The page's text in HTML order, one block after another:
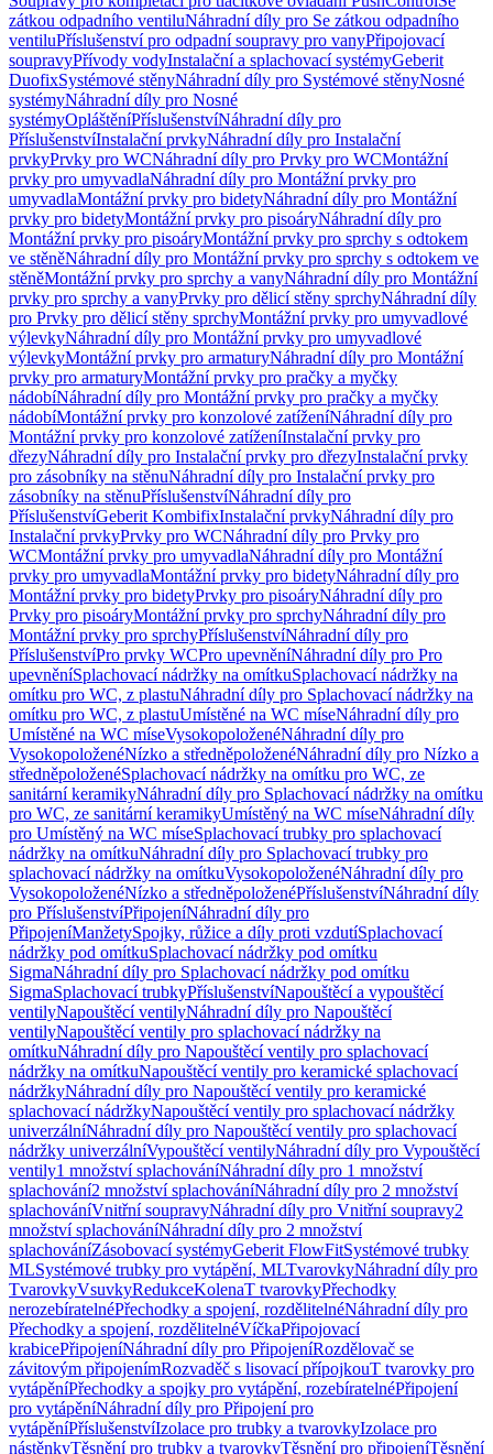
zátkou odpadního ventiluNáhradní díly pro Se zátkou odpadního
ventiluPříslušenství pro odpadní soupravy pro vanyPřipojovací
soupravyPřívody vodyInstalační a splachovací systémyGeberit
DuofixSystémové stěnyNáhradní díly pro Systémové stěnyNosné
systémyNáhradní díly pro Nosné
systémyOpláštěníPříslušenstvíNáhradní díly pro
PříslušenstvíInstalační prvkyNáhradní díly pro Instalační
prvkyPrvky pro WCNáhradní díly pro Prvky pro WCMontážní
prvky pro umyvadlaNáhradní díly pro Montážní prvky pro
umyvadlaMontážní prvky pro bidetyNáhradní díly pro Montážní
prvky pro bidetyMontážní prvky pro pisoáryNáhradní díly pro
Montážní prvky pro pisoáryMontážní prvky pro sprchy s odtokem
ve stěněNáhradní díly pro Montážní prvky pro sprchy s odtokem ve
stěněMontážní prvky pro sprchy a vanyNáhradní díly pro Montážní
prvky pro sprchy a vanyPrvky pro dělicí stěny sprchyNáhradní díly
pro Prvky pro dělicí stěny sprchyMontážní prvky pro umyvadlové
výlevkyNáhradní díly pro Montážní prvky pro umyvadlové
výlevkyMontážní prvky pro armaturyNáhradní díly pro Montážní
prvky pro armaturyMontážní prvky pro pračky a myčky
nádobíNáhradní díly pro Montážní prvky pro pračky a myčky
nádobíMontážní prvky pro konzolové zatíženíNáhradní díly pro
Montážní prvky pro konzolové zatíženíInstalační prvky pro
dřezyNáhradní díly pro Instalační prvky pro dřezyInstalační prvky
pro zásobníky na stěnuNáhradní díly pro Instalační prvky pro
zásobníky na stěnuPříslušenstvíNáhradní díly pro
PříslušenstvíGeberit KombifixInstalační prvkyNáhradní díly pro
Instalační prvkyPrvky pro WCNáhradní díly pro Prvky pro
WCMontážní prvky pro umyvadlaNáhradní díly pro Montážní
prvky pro umyvadlaMontážní prvky pro bidetyNáhradní díly pro
Montážní prvky pro bidetyPrvky pro pisoáryNáhradní díly pro
Prvky pro pisoáryMontážní prvky pro sprchyNáhradní díly pro
Montážní prvky pro sprchyPříslušenstvíNáhradní díly pro
PříslušenstvíPro prvky WCPro upevněníNáhradní díly pro Pro
upevněníSplachovací nádržky na omítkuSplachovací nádržky na
omítku pro WC, z plastuNáhradní díly pro Splachovací nádržky na
omítku pro WC, z plastuUmístěné na WC míseNáhradní díly pro
Umístěné na WC míseVysokopoloženéNáhradní díly pro
VysokopoloženéNízko a středněpoloženéNáhradní díly pro Nízko a
středněpoloženéSplachovací nádržky na omítku pro WC, ze
sanitární keramikyNáhradní díly pro Splachovací nádržky na omítku
pro WC, ze sanitární keramikyUmístěný na WC míseNáhradní díly
pro Umístěný na WC míseSplachovací trubky pro splachovací
nádržky na omítkuNáhradní díly pro Splachovací trubky pro
splachovací nádržky na omítkuVysokopoloženéNáhradní díly pro
VysokopoloženéNízko a středněpoloženéPříslušenstvíNáhradní díly
pro PříslušenstvíPřipojeníNáhradní díly pro
PřipojeníManžetySpojky, růžice a díly proti vzdutíSplachovací
nádržky pod omítkuSplachovací nádržky pod omítku
SigmaNáhradní díly pro Splachovací nádržky pod omítku
SigmaSplachovací trubkyPříslušenstvíNapouštěcí a vypouštěcí
ventilyNapouštěcí ventilyNáhradní díly pro Napouštěcí
ventilyNapouštěcí ventily pro splachovací nádržky na
omítkuNáhradní díly pro Napouštěcí ventily pro splachovací
nádržky na omítkuNapouštěcí ventily pro keramické splachovací
nádržkyNáhradní díly pro Napouštěcí ventily pro keramické
splachovací nádržkyNapouštěcí ventily pro splachovací nádržky
univerzálníNáhradní díly pro Napouštěcí ventily pro splachovací
nádržky univerzálníVypouštěcí ventilyNáhradní díly pro Vypouštěcí
ventily1 množství splachováníNáhradní díly pro 1 množství
splachování2 množství splachováníNáhradní díly pro 2 množství
splachováníVnitřní soupravyNáhradní díly pro Vnitřní soupravy2
množství splachováníNáhradní díly pro 2 množství
splachováníZásobovací systémyGeberit FlowFitSystémové trubky
MLSystémové trubky pro vytápění, MLTvarovkyNáhradní díly pro
TvarovkyVsuvkyRedukceKolenaT tvarovkyPřechodky
nerozebíratelnéPřechodky a spojení, rozdělitelnéNáhradní díly pro
Přechodky a spojení, rozdělitelnéVíčkaPřipojovací
krabicePřipojeníNáhradní díly pro PřipojeníRozdělovač se
závitovým připojenímRozvaděč s lisovací přípojkouT tvarovky pro
vytápěníPřechodky a spojky pro vytápění, rozebíratelnéPřipojení
pro vytápěníNáhradní díly pro Připojení pro
vytápěníPříslušenstvíIzolace pro trubky a tvarovkyIzolace pro
nástěnkyTěsnění pro trubky a tvarovkyTěsnění pro připojeníTěsnění